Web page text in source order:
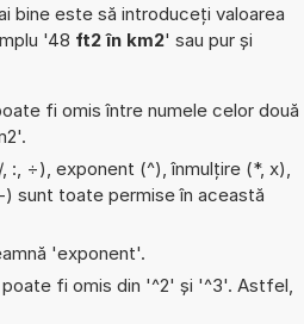
bine este să introduceți valoarea
'48 ft2 în km2' sau pur și
fi omis între numele celor două
÷), exponent (^), înmulțire (*, x),
sunt toate permise în această
'exponent'.
fi omis din '^2' și '^3'. Astfel,